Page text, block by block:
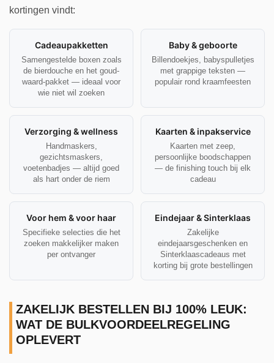
kortingen vindt:
Cadeaupakketten
Samengestelde boxen zoals
de bierdouche en het goud-
waard-pakket — ideaal voor
wie niet wil zoeken
Baby & geboorte
Billendoekjes, babyspulletjes
met grappige teksten —
populair rond kraamfeesten
Verzorging & wellness
Handmaskers,
gezichtsmaskers,
voetenbadjes — altijd goed
als hart onder de riem
Kaarten & inpakservice
Kaarten met zeep,
persoonlijke boodschappen
— de finishing touch bij elk
cadeau
Voor hem & voor haar
Specifieke selecties die het
zoeken makkelijker maken
per ontvanger
Eindejaar & Sinterklaas
Zakelijke
eindejaarsgeschenken en
Sinterklaascadeaus met
korting bij grote bestellingen
ZAKELIJK BESTELLEN BIJ 100% LEUK:
WAT DE BULKVOORDEELREGELING
OPLEVERT